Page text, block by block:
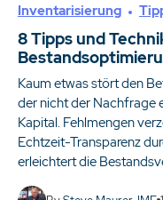
Inventarisierung
8 Tipps und
Kaum etwas stört den
der nicht der Nachfrage
Kapital. Fehlmengen
Echtzeit-Transparenz
erleichtert die